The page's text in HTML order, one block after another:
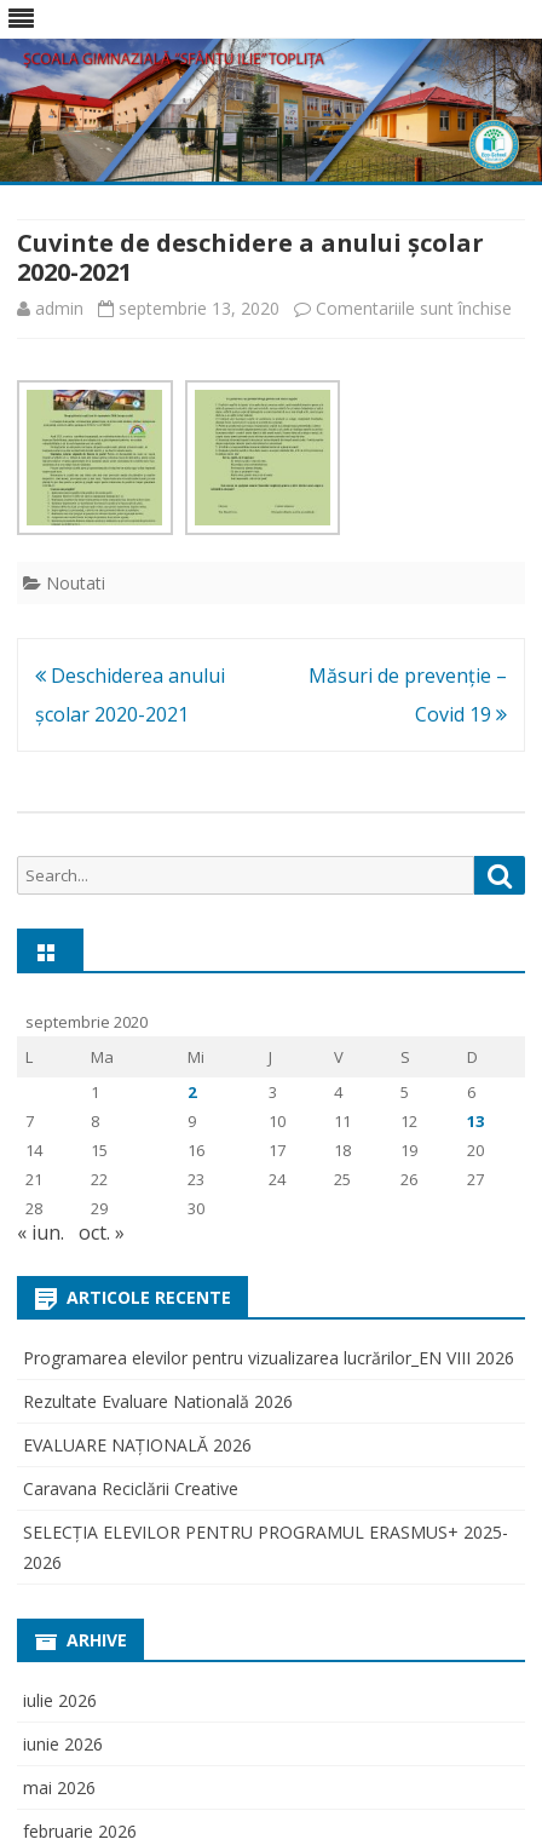
Skip
Cuvinte de deschidere a anului școlar
2020-2021
admin septembrie 13, 2020 Comentariile sunt închise
Noutati
Navigare
în
Deschiderea anului
școlar 2020-2021
Măsuri de prevenție –
Covid 19
Search
for:
septembrie 2020
L
Ma Mi J V S
D
1
2 3 4 5
6
7
8 9 10 11 12
13
14
15 16 17 18 19
20
21
22 23 24 25 26
27
28
29 30
« iun. oct. »
ARTICOLE RECENTE
Programarea elevilor pentru vizualizarea lucrărilor_EN VIII 2026
Rezultate Evaluare Natională 2026
EVALUARE NAŢIONALĂ 2026
Caravana Reciclării Creative
SELECŢIA ELEVILOR PENTRU PROGRAMUL ERASMUS+ 2025-
2026
ARHIVE
iulie 2026
iunie 2026
mai 2026
februarie 2026